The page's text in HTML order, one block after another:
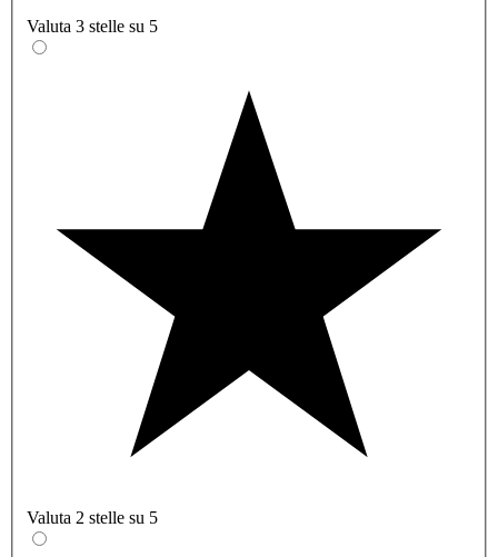
Valuta 3 stelle su 5
Valuta 2 stelle su 5